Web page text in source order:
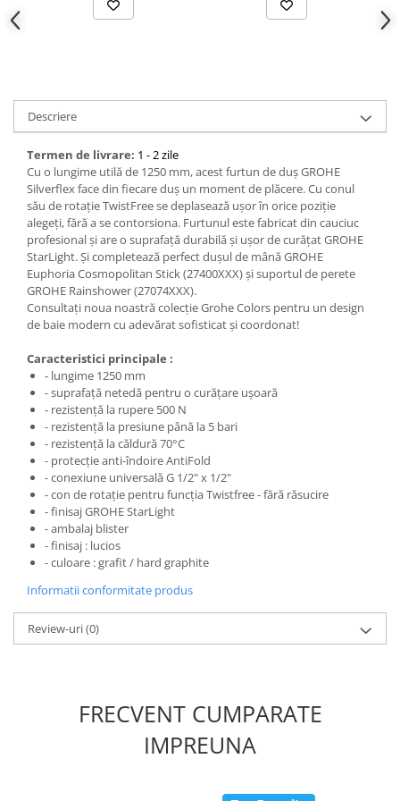
Descriere
Termen de livrare: 1 - 2 zile
Cu o lungime utilă de 1250 mm, acest furtun de duș GROHE
Silverflex face din fiecare duș un moment de plăcere. Cu conul
său de rotație TwistFree se deplasează ușor în orice poziție
alegeți, fără a se contorsiona. Furtunul este fabricat din cauciuc
profesional și are o suprafață durabilă și ușor de curățat GROHE
StarLight. Și completează perfect dușul de mână GROHE
Euphoria Cosmopolitan Stick (27400XXX) și suportul de perete
GROHE Rainshower (27074XXX).
Consultați noua noastră colecție Grohe Colors pentru un design
de baie modern cu adevărat sofisticat și coordonat!
Caracteristici principale :
- lungime 1250 mm
- suprafață netedă pentru o curățare ușoară
- rezistență la rupere 500 N
- rezistență la presiune până la 5 bari
- rezistență la căldură 70°C
- protecție anti-îndoire AntiFold
- conexiune universală G 1/2" x 1/2"
- con de rotaţie pentru funcţia Twistfree - fără răsucire
- finisaj GROHE StarLight
- ambalaj blister
- finisaj : lucios
- culoare : grafit / hard graphite
Informatii conformitate produs
Review-uri(0)
FRECVENT CUMPARATE
IMPREUNA